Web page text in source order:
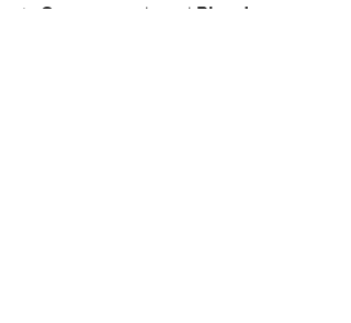
tu
Carrera y revisar el Plan de